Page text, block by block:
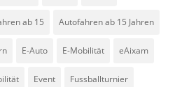
ab 15 Autofahren ab 15 Jahren
E-Auto E-Mobilität eAixam
Event Fussballturnier